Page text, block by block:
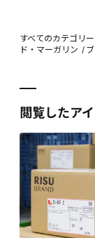
すべてのカテゴリー
ド・マーガリン
閲覧したア